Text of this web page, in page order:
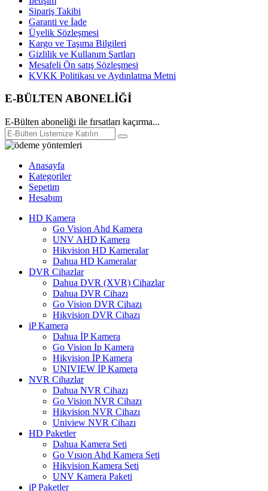
Sipariş Takibi
Garanti ve İade
Üyelik Sözleşmesi
Kargo ve Taşıma Bilgileri
Gizlilik ve Kullanım Şartları
Mesafeli Ön satış Sözleşmesi
KVKK Politikası ve Aydınlatma Metni
E-BÜLTEN ABONELİĞİ
E-Bülten aboneliği ile fırsatları kaçırma...
Anasayfa
Kategoriler
Sepetim
Hesabım
HD Kamera
Go Vision Ahd Kamera
UNV AHD Kamera
Hikvision HD Kameralar
Dahua HD Kameralar
DVR Cihazlar
Dahua DVR (XVR) Cihazlar
Dahua DVR Cihazı
Go Vision DVR Cihazı
Hikvision DVR Cihazı
iP Kamera
Dahua İP Kamera
Go Vision İp Kamera
Hikvision İP Kamera
UNIVIEW İP Kamera
NVR Cihazlar
Dahua NVR Cihazı
Go Vision NVR Cihazı
Hikvision NVR Cihazı
Uniview NVR Cihazı
HD Paketler
Dahua Kamera Seti
Go Vısıon Ahd Kamera Seti
Hikvision Kamera Seti
UNV Kamera Paketi
iP Paketler